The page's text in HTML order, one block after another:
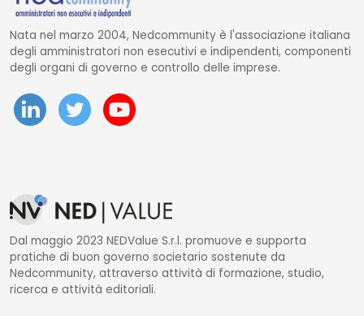
Nata nel marzo 2004, Nedcommunity è l'associazione italiana
degli amministratori non esecutivi e indipendenti, componenti
degli organi di governo e controllo delle imprese.
Dal maggio 2023 NEDValue S.r.l. promuove e supporta
pratiche di buon governo societario sostenute da
Nedcommunity, attraverso attività di formazione, studio,
ricerca e attività editoriali.